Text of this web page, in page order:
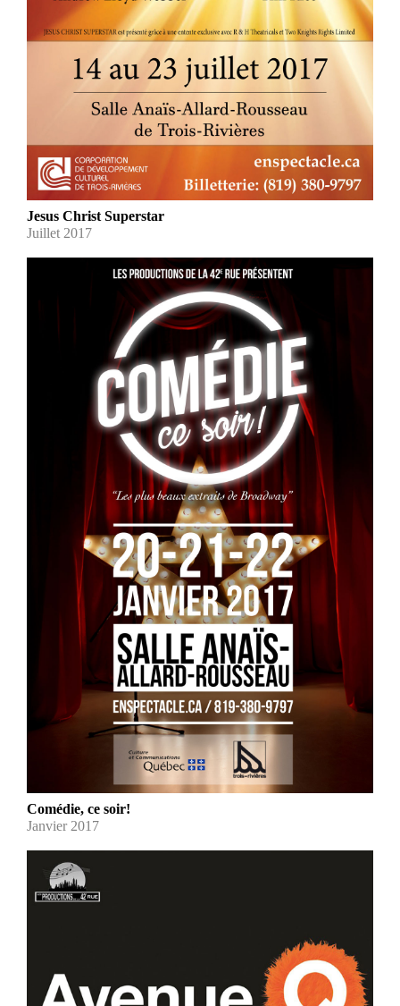
Jesus Christ Superstar
Juillet 2017
Comédie, ce soir!
Janvier 2017